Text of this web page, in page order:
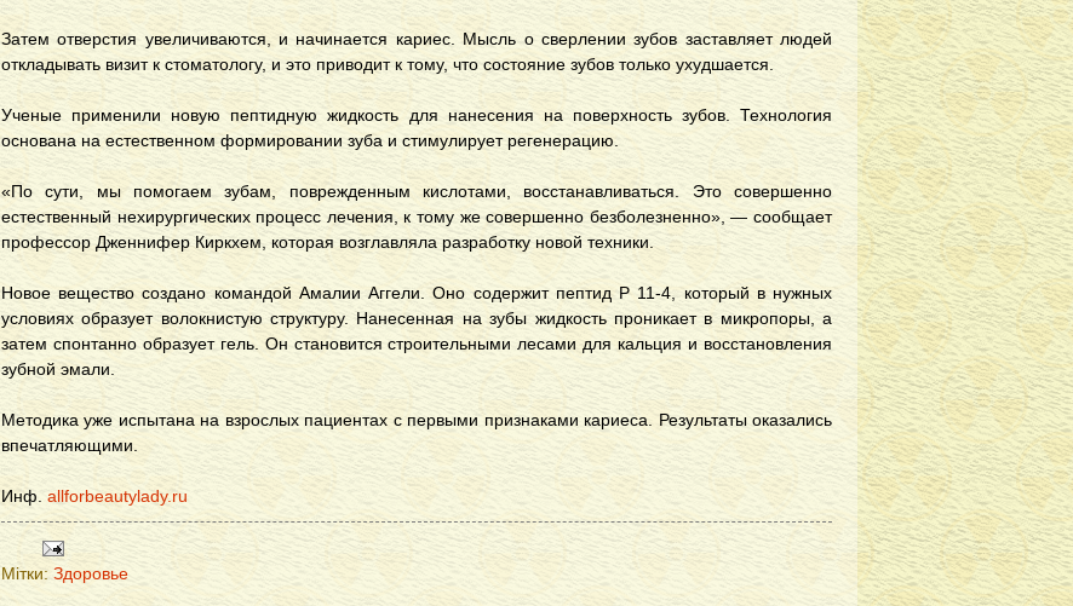
Затем отверстия увеличиваются, и начинается кариес. Мысль о сверлении зубов заставляет людей
откладывать визит к стоматологу, и это приводит к тому, что состояние зубов только ухудшается.
Ученые применили новую пептидную жидкость для нанесения на поверхность зубов. Технология
основана на естественном формировании зуба и стимулирует регенерацию.
«По сути, мы помогаем зубам, поврежденным кислотами, восстанавливаться. Это совершенно
естественный нехирургических процесс лечения, к тому же совершенно безболезненно», — сообщает
профессор Дженнифер Киркхем, которая возглавляла разработку новой техники.
Новое вещество создано командой Амалии Аггели. Оно содержит пептид P 11-4, который в нужных
условиях образует волокнистую структуру. Нанесенная на зубы жидкость проникает в микропоры, а
затем спонтанно образует гель. Он становится строительными лесами для кальция и восстановления
зубной эмали.
Методика уже испытана на взрослых пациентах с первыми признаками кариеса. Результаты оказались
впечатляющими.
Инф. allforbeautylady.ru
Мітки: Здоровье